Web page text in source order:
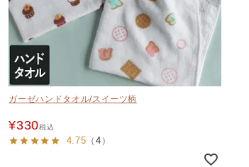
ガーゼハンドタオル/スイーツ柄
¥330税込
4.75 （ 4 ）